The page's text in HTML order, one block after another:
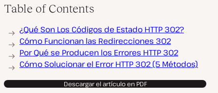
e
p
r
o
u
i
r
Table of Contents
¿Qué Son Los Códigos de Estado HTTP 302?
Cómo Funcionan las Redirecciones 302
Por Qué se Producen los Errores HTTP 302
Cómo Solucionar el Error HTTP 302 (5 Métodos)
Descargar el artículo en PDF